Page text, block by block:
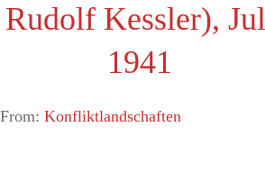
Rudolf Kessler),
1941
From: Konfliktlandschaften